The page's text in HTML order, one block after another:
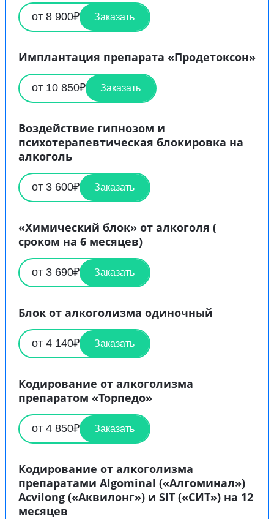
от 8 900₽ Заказать
Имплантация препарата «Продетоксон»
от 10 850₽ Заказать
Воздействие гипнозом и
психотерапевтическая блокировка на
алкоголь
от 3 600₽ Заказать
«Химический блок» от алкоголя (
сроком на 6 месяцев)
от 3 690₽ Заказать
Блок от алкоголизма одиночный
от 4 140₽ Заказать
Кодирование от алкоголизма
препаратом «Торпедо»
от 4 850₽ Заказать
Кодирование от алкоголизма
препаратами Algominal («Алгоминал»)
Acvilong («Аквилонг») и SIT («СИТ») на 12
месяцев